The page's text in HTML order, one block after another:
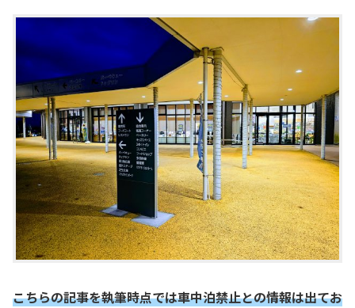
こちらの記事を執筆時点では車中泊禁止との情報は出てお